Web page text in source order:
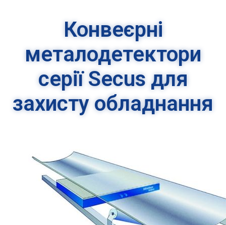
Конвеєрні
металодетектори
серії Secus для
захисту обладнання